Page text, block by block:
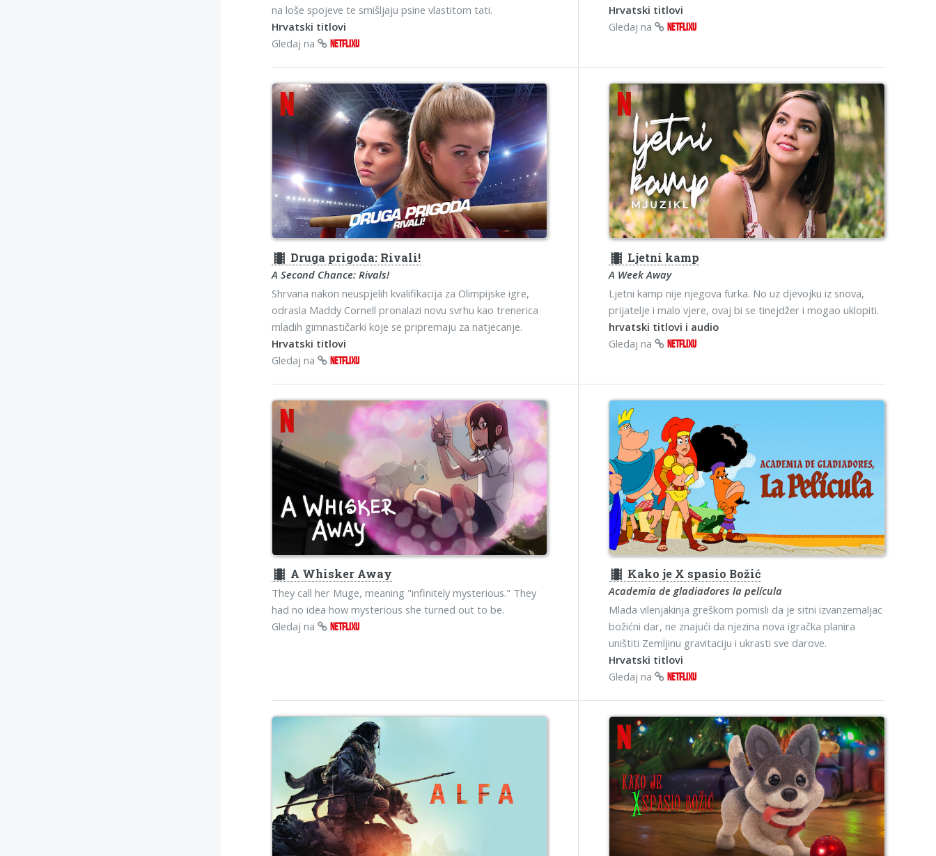
na loše spojeve te smišljaju psine vlastitom tati.
Hrvatski titlovi
Gledaj na
NETFLIXU
Hrvatski titlovi
Gledaj na
NETFLIXU
theaters Druga prigoda: Rivali!
A Second Chance: Rivals!
Shrvana nakon neuspjelih kvalifikacija za Olimpijske igre,
odrasla Maddy Cornell pronalazi novu svrhu kao trenerica
mladih gimnastičarki koje se pripremaju za natjecanje.
Hrvatski titlovi
Gledaj na
NETFLIXU
theaters Ljetni kamp
A Week Away
Ljetni kamp nije njegova furka. No uz djevojku iz snova,
prijatelje i malo vjere, ovaj bi se tinejdžer i mogao uklopiti.
hrvatski titlovi i audio
Gledaj na
NETFLIXU
theaters A Whisker Away
They call her Muge, meaning "infinitely mysterious." They
had no idea how mysterious she turned out to be.
Gledaj na
NETFLIXU
theaters Kako je X spasio Božić
Academia de gladiadores la película
Mlada vilenjakinja greškom pomisli da je sitni izvanzemaljac
božićni dar, ne znajući da njezina nova igračka planira
uništiti Zemljinu gravitaciju i ukrasti sve darove.
Hrvatski titlovi
Gledaj na
NETFLIXU